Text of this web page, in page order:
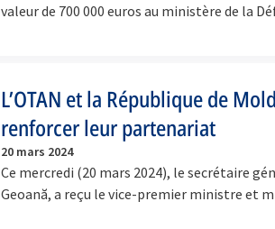
valeur de 700 000 euros au ministère de la
L’OTAN et la République de
renforcer leur partenariat
20 mars 2024
Ce mercredi (20 mars 2024), le secrétaire
Geoană, a reçu le vice-premier ministre et